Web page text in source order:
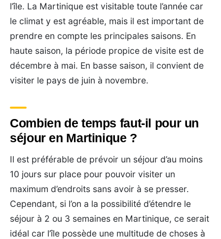
l’île. La Martinique est visitable toute l’année car
le climat y est agréable, mais il est important de
prendre en compte les principales saisons. En
haute saison, la période propice de visite est de
décembre à mai. En basse saison, il convient de
visiter le pays de juin à novembre.
Combien de temps faut-il pour un
séjour en Martinique ?
Il est préférable de prévoir un séjour d’au moins
10 jours sur place pour pouvoir visiter un
maximum d’endroits sans avoir à se presser.
Cependant, si l’on a la possibilité d’étendre le
séjour à 2 ou 3 semaines en Martinique, ce serait
idéal car l’île possède une multitude de choses à